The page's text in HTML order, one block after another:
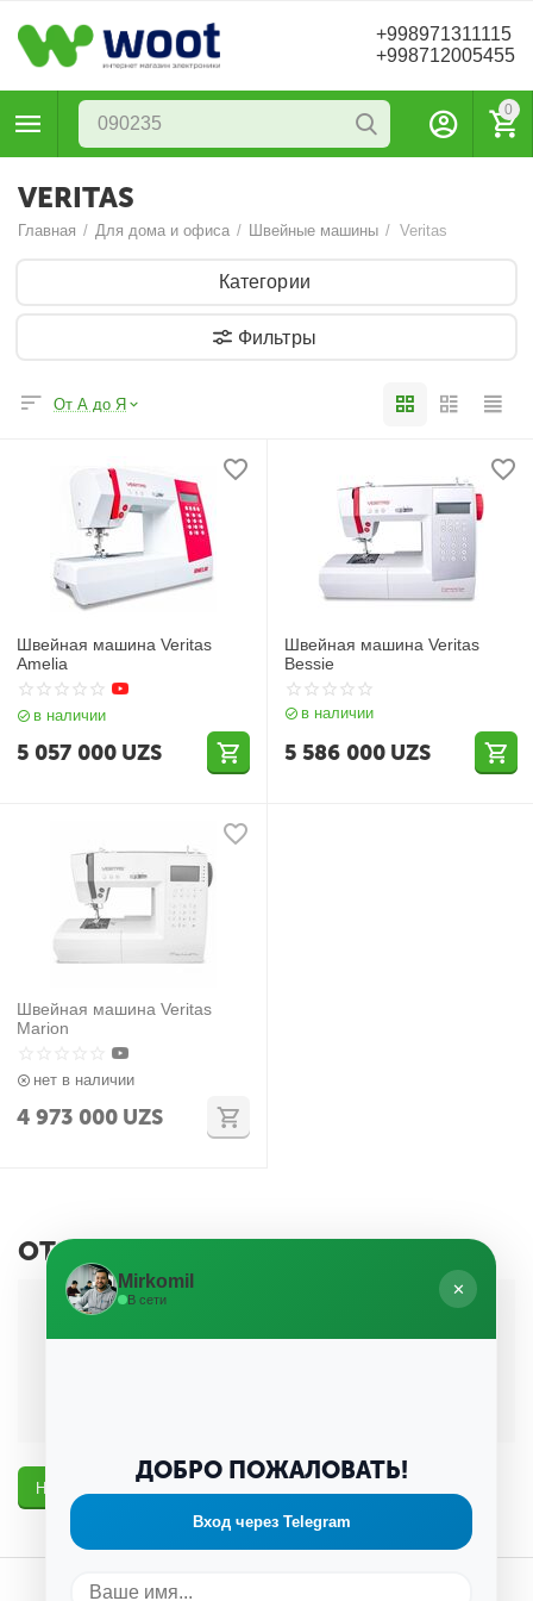
+998971311115
+998712005455
0
VERITAS
Главная / Для дома и офиса / Швейные машины / Veritas
Категории
Фильтры
От А до Я
Швейная машина Veritas
Amelia
в наличии
5 057 000 UZS
Швейная машина Veritas
Bessie
в наличии
5 586 000 UZS
Швейная машина Veritas
Marion
нет в наличии
4 973 000 UZS
ОТЗЫВЫ
Написать отзыв
Mirkomil
В сети
✕
ДОБРО ПОЖАЛОВАТЬ!
Вход через Telegram